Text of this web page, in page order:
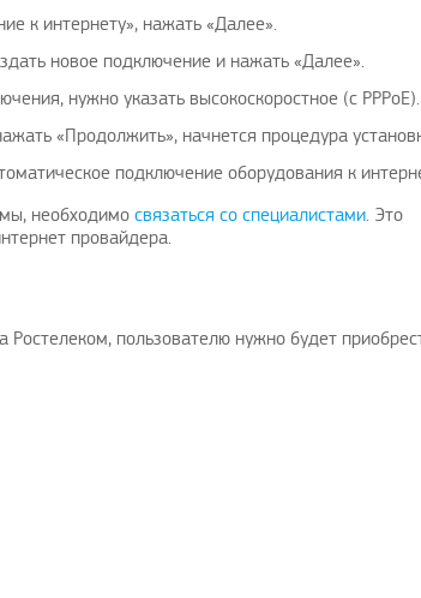
к интернету», нажать «Далее».
новое подключение и нажать «Далее».
нужно указать высокоскоростное (с PPPoE).
«Продолжить», начнется процедура
подключение оборудования к
необходимосвязаться со специалистами. Это
провайдера.
пользователю нужно будет